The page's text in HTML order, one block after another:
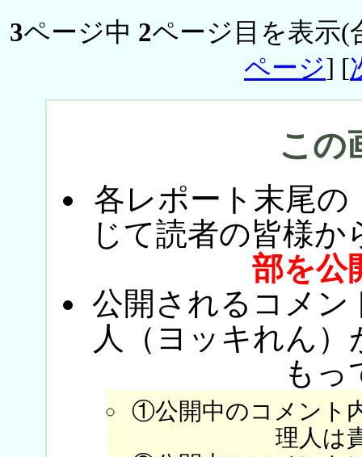
3ページ中 2ページ目を表示(
ページ] [
この
各レポート末尾の
じて読者の皆様か
部を公
公開されるコメン
人（ヨッキれん
もっ
①公開中のコメント
理人は